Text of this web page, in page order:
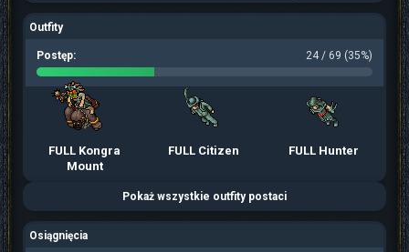
Outfity
Postęp: 24 / 69 (35%)
FULL Kongra
Mount
FULL Citizen FULL Hunter
Pokaż wszystkie outfity postaci
Osiągnięcia